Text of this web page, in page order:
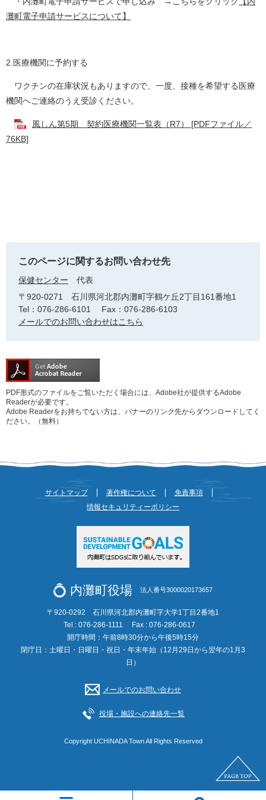
灘町電子申請サービスについて】
2.医療機関に予約する
ワクチンの在庫状況もありますので、一度、接種を希望する医療
機関へご連絡のうえ受診ください。
風しん第5期 契約医療機関一覧表（R7） [PDFファイル／
76KB]
このページに関するお問い合わせ先
保健センター
代表
〒920-0271
石川県河北郡内灘町字鶴ケ丘2丁目161番地1
Tel：076-286-6101
Fax：076-286-6103
メールでのお問い合わせはこちら
PDF形式のファイルをご覧いただく場合には、Adobe社が提供するAdobe
Readerが必要です。
Adobe Readerをお持ちでない方は、バナーのリンク先からダウンロードしてく
ださい。（無料）
サイトマップ 著作権について
免責事項
情報セキュリティーポリシー
内灘町役場 法人番号3000020173657
〒920-0292 石川県河北郡内灘町字大学1丁目2番地1
Tel : 076-286-1111
Fax : 076-286-0617
開庁時間：午前8時30分から午後5時15分
閉庁日：土曜日・日曜日・祝日・年末年始（12月29日から翌年の1月3
日）
メールでのお問い合わせ
役場・施設への連絡先一覧
Copyright UCHINADA Town All Rights Reserved